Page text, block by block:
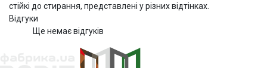
стійкі до стирання, представлені у різних відтінках.
Відгуки
Ще немає відгуків